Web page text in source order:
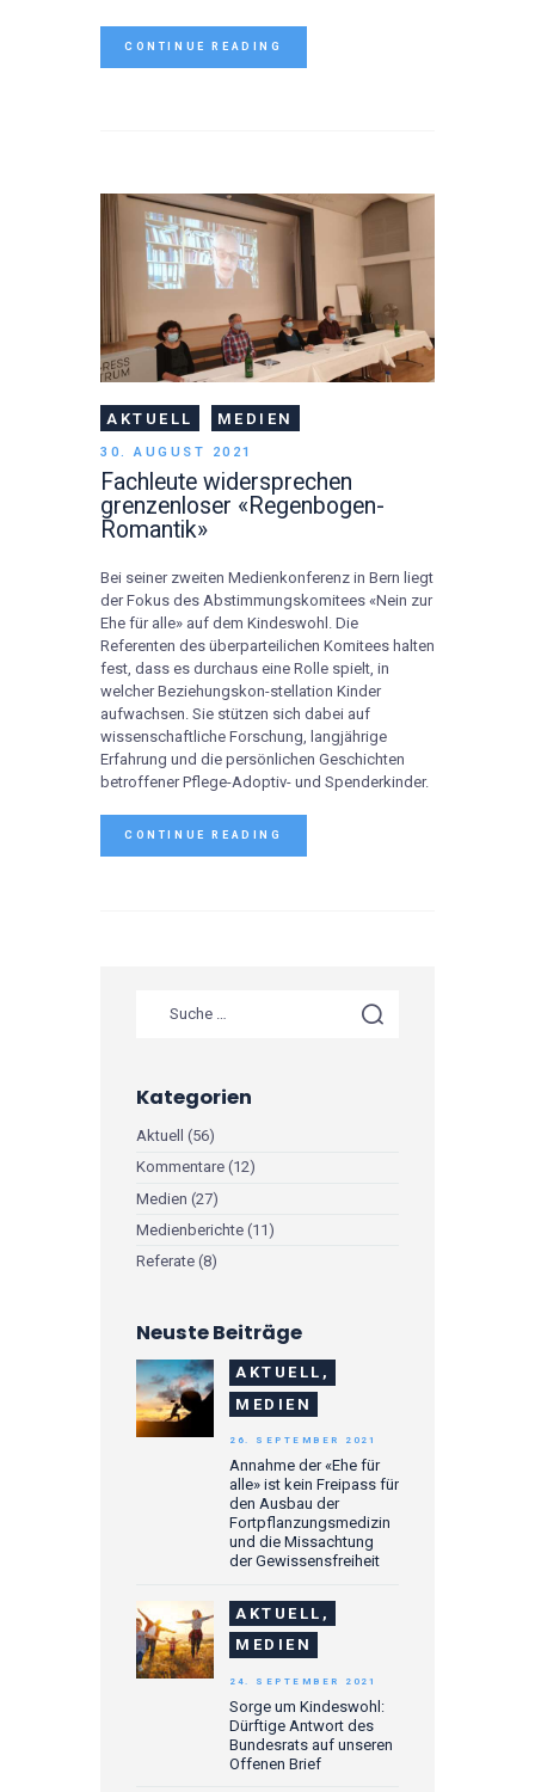
CONTINUE READING
AKTUELL MEDIEN
30. AUGUST 2021
Fachleute widersprechen
grenzenloser «Regenbogen-
Romantik»
Bei seiner zweiten Medienkonferenz in Bern liegt
der Fokus des Abstimmungskomitees «Nein zur
Ehe für alle» auf dem Kindeswohl. Die
Referenten des überparteilichen Komitees halten
fest, dass es durchaus eine Rolle spielt, in
welcher Beziehungskon-stellation Kinder
aufwachsen. Sie stützen sich dabei auf
wissenschaftliche Forschung, langjährige
Erfahrung und die persönlichen Geschichten
betroffener Pflege-Adoptiv- und Spenderkinder.
CONTINUE READING
Kategorien
Aktuell (56)
Kommentare (12)
Medien (27)
Medienberichte (11)
Referate (8)
Neuste Beiträge
AKTUELL,
MEDIEN
Annahme der «Ehe für
alle» ist kein Freipass für
den Ausbau der
Fortpflanzungsmedizin
und die Missachtung
der Gewissensfreiheit
26. SEPTEMBER 2021
AKTUELL,
MEDIEN
Sorge um Kindeswohl:
Dürftige Antwort des
Bundesrats auf unseren
Offenen Brief
24. SEPTEMBER 2021